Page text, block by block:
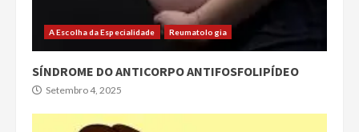
A Escolha da Especialidade Reumatologia
SÍNDROME DO ANTICORPO ANTIFOSFOLIPÍDEO
Setembro 4, 2025